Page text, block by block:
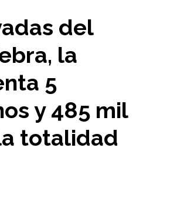
del
la
5
y 485 mil
totalidad